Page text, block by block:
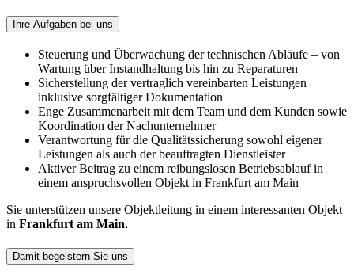
Ihre Aufgaben bei uns
Steuerung und Überwachung der technischen Abläufe – von
Wartung über Instandhaltung bis hin zu Reparaturen
Sicherstellung der vertraglich vereinbarten Leistungen
inklusive sorgfältiger Dokumentation
Enge Zusammenarbeit mit dem Team und dem Kunden sowie
Koordination der Nachunternehmer
Verantwortung für die Qualitätssicherung sowohl eigener
Leistungen als auch der beauftragten Dienstleister
Aktiver Beitrag zu einem reibungslosen Betriebsablauf in
einem anspruchsvollen Objekt in Frankfurt am Main
Sie unterstützen unsere Objektleitung in einem interessanten Objekt
in Frankfurt am Main.
Damit begeistern Sie uns